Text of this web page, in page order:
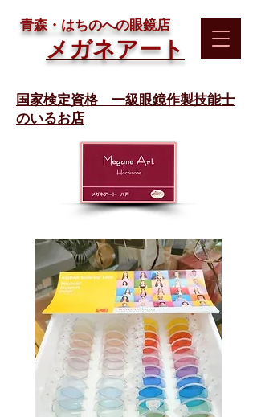
​青森・はちのへの眼鏡店
メガネアート
国家検定資格 一級眼鏡作製技能士
のいるお店